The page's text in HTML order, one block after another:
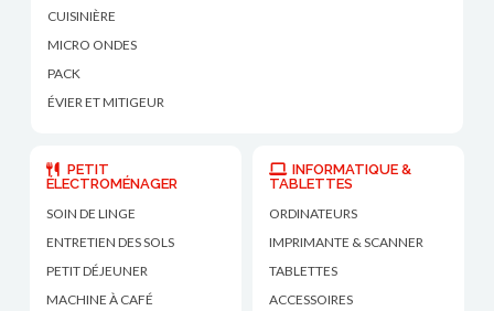
CUISINIÈRE
MICRO ONDES
PACK
ÉVIER ET MITIGEUR
PETIT
ÉLECTROMÉNAGER
SOIN DE LINGE
ENTRETIEN DES SOLS
PETIT DÉJEUNER
MACHINE À CAFÉ
INFORMATIQUE &
TABLETTES
ORDINATEURS
IMPRIMANTE & SCANNER
TABLETTES
ACCESSOIRES